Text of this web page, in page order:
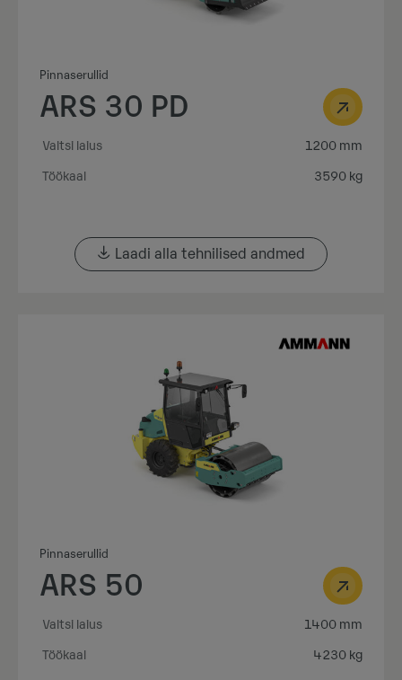
Pinnaserullid
ARS 30 PD
Valtsi laius
1200 mm
Töökaal
3590 kg
Laadi alla tehnilised andmed
Pinnaserullid
ARS 50
Valtsi laius
1400 mm
Töökaal
4230 kg